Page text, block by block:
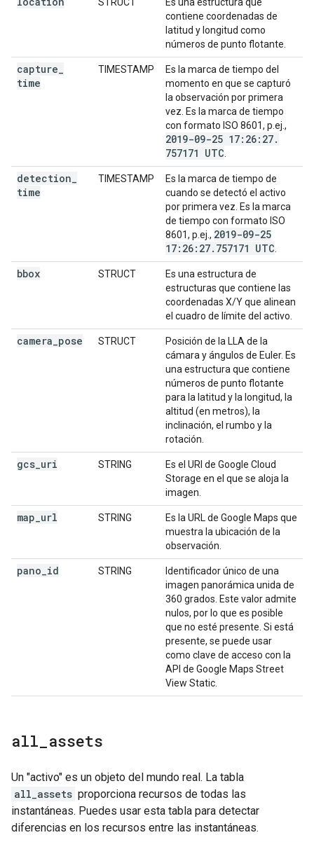
contiene coordenadas de
latitud y longitud como
números de punto flotante.
capture
time
TIMESTAMP
Es la marca de tiempo del
momento en que se capturó
la observación por primera
vez. Es la marca de tiempo
con formato ISO 8601, p.ej.,
2019-09-25 17:26:27.
757171 UTC
detection
time
TIMESTAMP
Es la marca de tiempo de
cuando se detectó el activo
por primera vez. Es la marca
de tiempo con formato ISO
8601, p.ej., 2019-09-25
17:26:27. 757171 UTC
bbox STRUCT
Es una estructura de
estructuras que contiene las
coordenadas X/Y que alinean
el cuadro de límite del activo.
camera pose STRUCT
Posición de la LLA de la
cámara y ángulos de Euler. Es
una estructura que contiene
números de punto flotante
para la latitud y la longitud, la
altitud (en metros), la
inclinación, el rumbo y la
rotación.
gcs uri STRING
Es el URI de Google Cloud
Storage en el que se aloja la
imagen.
map url STRING
Es la URL de Google Maps que
muestra la ubicación de la
observación.
pano id STRING
Identificador único de una
imagen panorámica unida de
360 grados. Este valor admite
nulos, por lo que es posible
que no esté presente. Si está
presente, se puede usar
como clave de acceso con la
API de Google Maps Street
View Static.
all assets
Un "activo" es un objeto del mundo real. La tabla
all_assets proporciona recursos de todas las
instantáneas. Puedes usar esta tabla para detectar
diferencias en los recursos entre las instantáneas.